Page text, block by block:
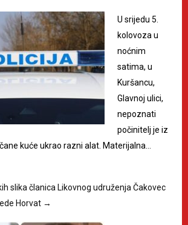
U srijedu 5.
kolovoza u
noćnim
satima, u
Kuršancu,
Glavnoj ulici,
nepoznati
počinitelj je iz
kuće ukrao razni alat. Materijalna…
slika članica Likovnog udruženja Čakovec
Horvat →